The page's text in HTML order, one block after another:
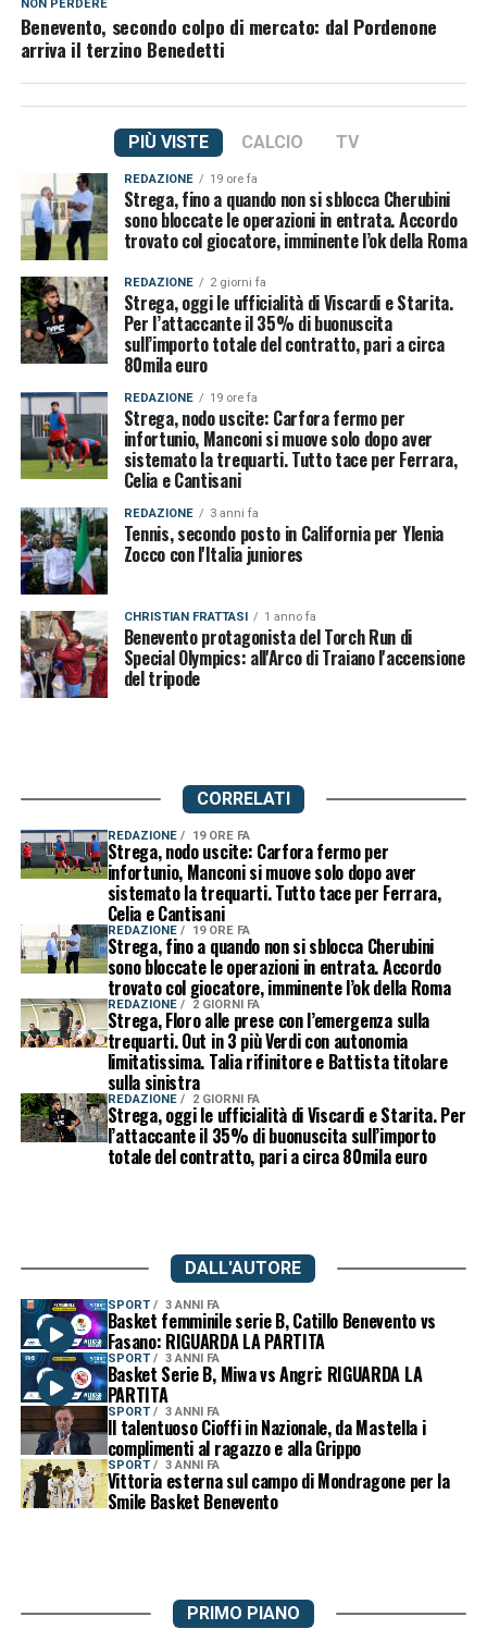
NON PERDERE
Benevento, secondo colpo di mercato: dal Pordenone
arriva il terzino Benedetti
PIÙ VISTE CALCIO TV
REDAZIONE 19 ore fa
Strega, fino a quando non si sblocca Cherubini
sono bloccate le operazioni in entrata. Accordo
trovato col giocatore, imminente l’ok della Roma
REDAZIONE 2 giorni fa
Strega, oggi le ufficialità di Viscardi e Starita.
Per l’attaccante il 35% di buonuscita
sull’importo totale del contratto, pari a circa
80mila euro
REDAZIONE 19 ore fa
Strega, nodo uscite: Carfora fermo per
infortunio, Manconi si muove solo dopo aver
sistemato la trequarti. Tutto tace per Ferrara,
Celia e Cantisani
REDAZIONE 3 anni fa
Tennis, secondo posto in California per Ylenia
Zocco con l'Italia juniores
CHRISTIAN FRATTASI 1 anno fa
Benevento protagonista del Torch Run di
Special Olympics: all'Arco di Traiano l'accensione
del tripode
CORRELATI
REDAZIONE 19 ORE FA
Strega, nodo uscite: Carfora fermo per
infortunio, Manconi si muove solo dopo aver
sistemato la trequarti. Tutto tace per Ferrara,
Celia e Cantisani
REDAZIONE 19 ORE FA
Strega, fino a quando non si sblocca Cherubini
sono bloccate le operazioni in entrata. Accordo
trovato col giocatore, imminente l’ok della Roma
REDAZIONE 2 GIORNI FA
Strega, Floro alle prese con l’emergenza sulla
trequarti. Out in 3 più Verdi con autonomia
limitatissima. Talia rifinitore e Battista titolare
sulla sinistra
REDAZIONE 2 GIORNI FA
Strega, oggi le ufficialità di Viscardi e Starita. Per
l’attaccante il 35% di buonuscita sull’importo
totale del contratto, pari a circa 80mila euro
DALL'AUTORE
SPORT 3 ANNI FA
Basket femminile serie B, Catillo Benevento vs
Fasano: RIGUARDA LA PARTITA
SPORT 3 ANNI FA
Basket Serie B, Miwa vs Angri: RIGUARDA LA
PARTITA
SPORT 3 ANNI FA
Il talentuoso Cioffi in Nazionale, da Mastella i
complimenti al ragazzo e alla Grippo
SPORT 3 ANNI FA
Vittoria esterna sul campo di Mondragone per la
Smile Basket Benevento
PRIMO PIANO